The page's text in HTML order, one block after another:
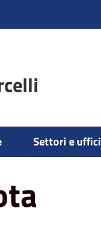
Settori e uffici